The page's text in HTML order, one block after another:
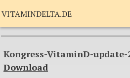
Kongress-VitaminD-update-
Download
VITAMINDELTA.DE